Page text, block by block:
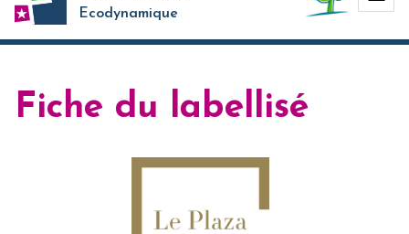
Ecodynamique
Fiche du labellisé